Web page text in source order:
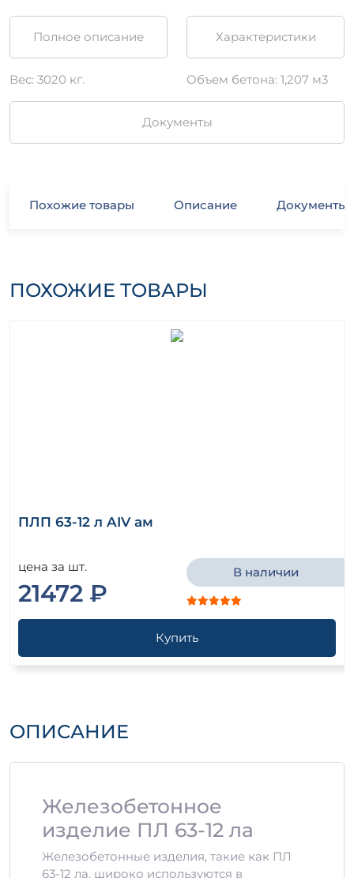
Полное описание Характеристики
Вес: 3020 кг. Объем бетона: 1,207 м3
Документы
Похожие товары Описание Документы
ПОХОЖИЕ ТОВАРЫ
ПЛП 63-12 л AIV ам
цена за шт.
21472 ₽
В наличии
Купить
ОПИСАНИЕ
Железобетонное
изделие ПЛ 63-12 ла
Железобетонные изделия, такие как ПЛ
63-12 ла, широко используются в